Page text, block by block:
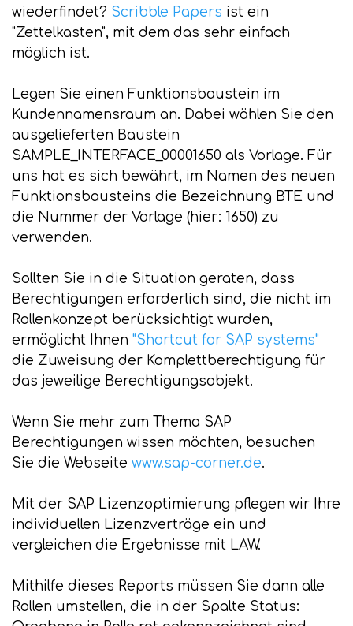
wiederfindet? Scribble Papers ist ein
"Zettelkasten", mit dem das sehr einfach
möglich ist.
Legen Sie einen Funktionsbaustein im
Kundennamensraum an. Dabei wählen Sie den
ausgelieferten Baustein
SAMPLE_INTERFACE_00001650 als Vorlage. Für
uns hat es sich bewährt, im Namen des neuen
Funktionsbausteins die Bezeichnung BTE und
die Nummer der Vorlage (hier: 1650) zu
verwenden.
Sollten Sie in die Situation geraten, dass
Berechtigungen erforderlich sind, die nicht im
Rollenkonzept berücksichtigt wurden,
ermöglicht Ihnen "Shortcut for SAP systems"
die Zuweisung der Komplettberechtigung für
das jeweilige Berechtigungsobjekt.
Wenn Sie mehr zum Thema SAP
Berechtigungen wissen möchten, besuchen
Sie die Webseite www.sap-corner.de.
Mit der SAP Lizenzoptimierung pflegen wir Ihre
individuellen Lizenzverträge ein und
vergleichen die Ergebnisse mit LAW.
Mithilfe dieses Reports müssen Sie dann alle
Rollen umstellen, die in der Spalte Status: